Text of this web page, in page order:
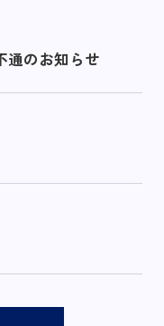
通のお知らせ